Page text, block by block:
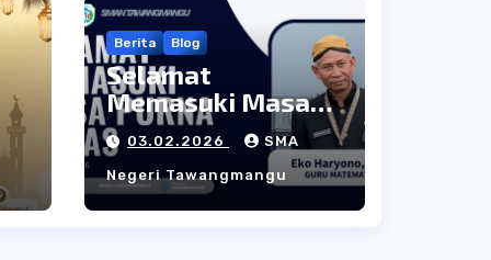
Berita Blog
Selamat
Memasuki Masa
Purna Tugas:
Apresiasi atas
Dedikasi Panjang
Bapak Eko
03.02.2026 SMA
Negeri Tawangmangu